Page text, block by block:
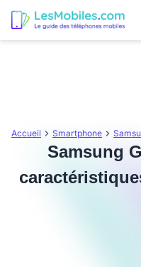
Accueil Smartphone
Samsung